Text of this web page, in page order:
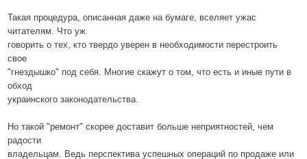
Такая процедура, описанная даже на бумаге, вселяет ужас
читателям. Что уж
говорить о тех, кто твердо уверен в необходимости перестроить
свое
"гнездышко" под себя. Многие скажут о том, что есть и иные пути в
обход
украинского законодательства.
Но такой "ремонт" скорее доставит больше неприятностей, чем
радости
владельцам. Ведь перспектива успешных операций по продаже или